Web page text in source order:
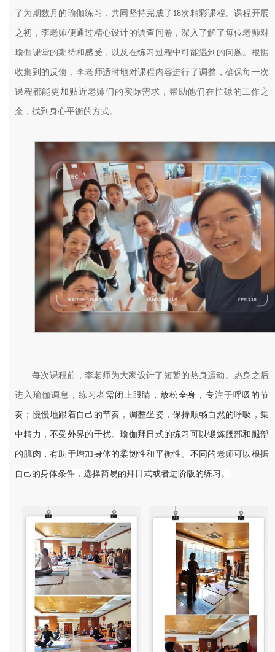
了为期数月的瑜伽练习，共同坚持完成了 18次精彩课程。课程开展
之初，李老师便通过精心设计的调查问卷，深入了解了每位老师对
瑜伽课堂的期待和感受，以及在练习过程中可能遇到的问题。根据
收集到的反馈，李老师适时地对课程内容进行了调整，确保每一次
课程都能更加贴近老师们的实际需求，帮助他们在忙碌的工作之
余，找到身心平衡的方式。
每次课程前，李老师为大家设计了短暂的热身运动。热身之后
进入瑜伽调息，练习者需闭上眼睛，放松全身，专注于呼吸的节
奏 ；慢慢地跟着自己的节奏，调整坐姿，保持顺畅自然的呼吸，集
中精力，不受外界的干扰。瑜伽拜日式的练习可以锻炼腰部和腿部
的肌肉，有助于增加身体的柔韧性和平衡性。不同的老师可以根据
自己的身体条件，选择简易的拜日式或者进阶版的练习。